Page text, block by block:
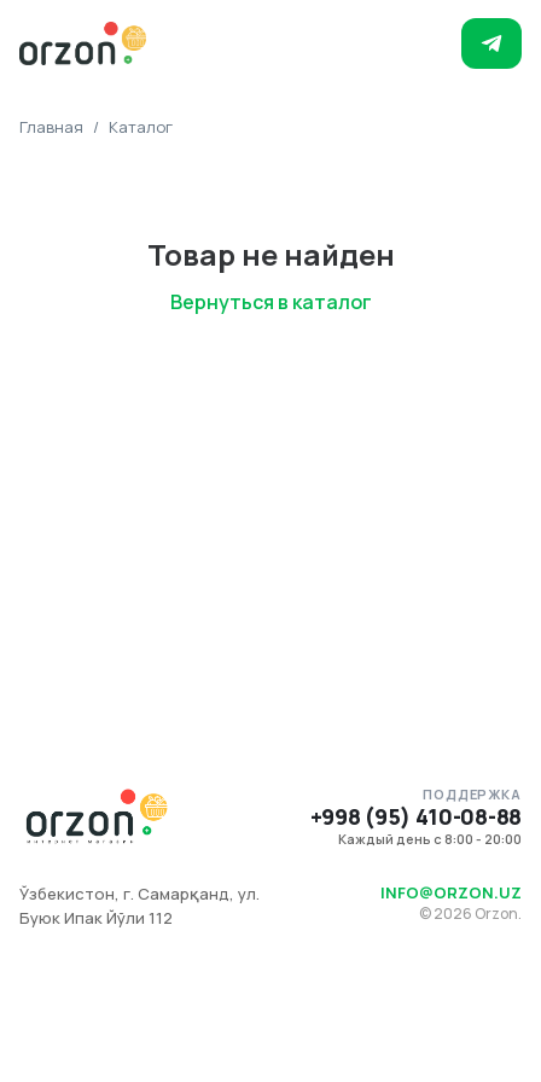
Главная / Каталог
Товар не найден
Вернуться в каталог
ПОДДЕРЖКА
+998 (95) 410-08-88
Каждый день с 8:00 - 20:00
Ўзбекистон, г. Самарқанд, ул.
Буюк Ипак Йўли 112
INFO@ORZON.UZ
©2026 Orzon.